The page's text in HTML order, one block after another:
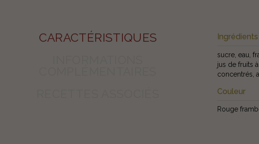
CARACTÉRISTIQUES
Ingrédients
sucre, eau,
jus de fruits
concentrés,
Couleur
Rouge